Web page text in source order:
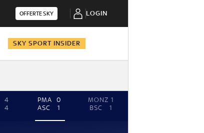
OFFERTE SKY LOGIN
SKY SPORT INSIDER
4
4
PMA
0
ASC
1
MONZ 1
BSC
1